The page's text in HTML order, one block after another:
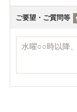
ご要望・ご質問等